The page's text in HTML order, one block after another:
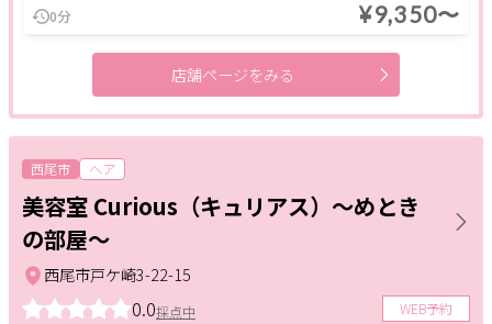
0分 ¥9,350〜
店舗ページをみる
西尾市 ヘア
美容室 Curious（キュリアス）～めとき
の部屋～
WEB予約
0.0採点中
西尾市戸ケ崎3-22-15